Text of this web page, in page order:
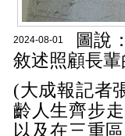
2024-08-01
圖說
敘述照顧長
(大成報記者
齡人生齊步
以及在三重